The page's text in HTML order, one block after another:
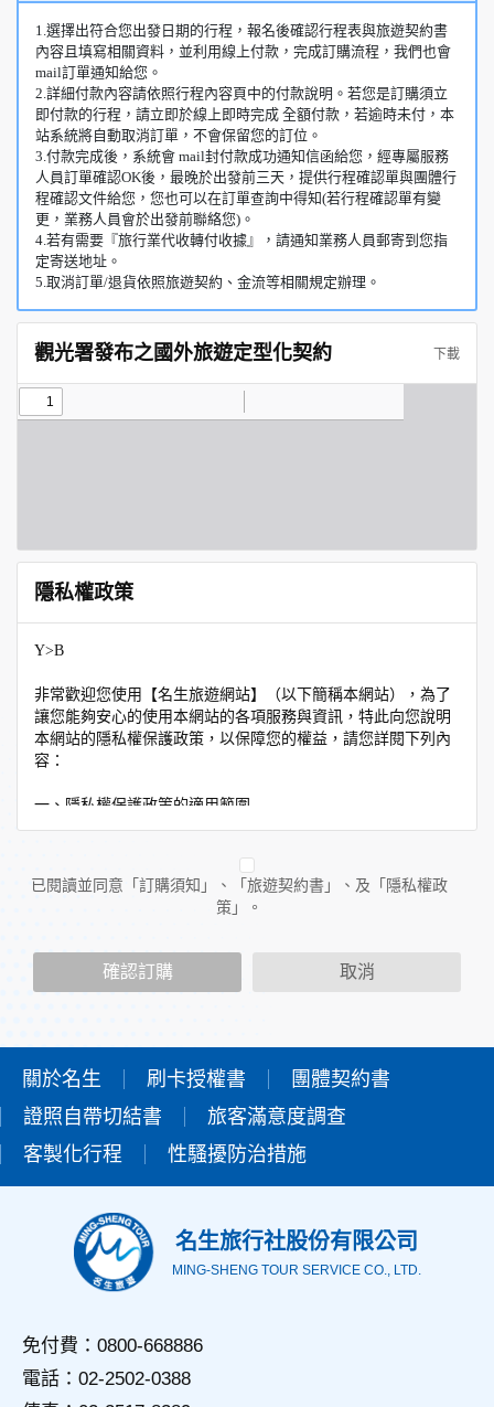
1.選擇出符合您出發日期的行程，報名後確認行程表與旅遊契約書
內容且填寫相關資料，並利用線上付款，完成訂購流程，我們也會
mail訂單通知給您。
2.詳細付款內容請依照行程內容頁中的付款說明。若您是訂購須立
即付款的行程，請立即於線上即時完成 全額付款，若逾時未付，本
站系統將自動取消訂單，不會保留您的訂位。
3.付款完成後，系統會 mail封付款成功通知信函給您，經專屬服務
人員訂單確認OK後，最晚於出發前三天，提供行程確認單與團體行
程確認文件給您，您也可以在訂單查詢中得知(若行程確認單有變
更，業務人員會於出發前聯絡您)。
4.若有需要『旅行業代收轉付收據』，請通知業務人員郵寄到您指
定寄送地址。
5.取消訂單/退貨依照旅遊契約、金流等相關規定辦理。
觀光署發布之國外旅遊定型化契約 下載
隱私權政策
Y>B
非常歡迎您使用【名生旅遊網站】（以下簡稱本網站），為了
讓您能夠安心的使用本網站的各項服務與資訊，特此向您說明
本網站的隱私權保護政策，以保障您的權益，請您詳閱下列內
容：
一、隱私權保護政策的適用範圍
隱私權保護政策內容，包括本網站如何處理在您使用網站服務
外的相關連結網站，也不適用於非本網站所委託或參與管理的
人員。
當您造訪本網站或使用本網站所提供之功能服務時，我們將視
該服務功能性質，請您提供必要的個人資料，並在該特定目的
本網站在您使用服務信箱、問卷調查等互動性功能時，會保留
您所提供的姓名、電子郵件地址、聯絡方式及使用時間等。
於一般瀏覽時，伺服器會自行記錄相關行徑，包括您使用連線
設備的IP位址、使用時間、使用的瀏覽器、瀏覽及點選資料記
用，決不對外公佈。
外，我們會視需要公佈統計數據及說明文字，但不涉及特定個
人之資料。
三、資料之保護
備及必要的安全防護措施，加以保護網站及您的個人資料採用
嚴格的保護措施，只由經過授權的人員才能接觸您的個人資
料，相關處理人員皆簽有保密合約，如有違反保密義務者，將
會受到相關的法律處分。
已閱讀並同意「訂購須知」、「旅遊契約書」、及「隱私權政
策」。
確認訂購 取消
關於名生 刷卡授權書
團體契約書
證照自帶切結書
旅客滿意度調查
客製化行程
性騷擾防治措施
名生旅行社股份有限公司
MING-SHENG TOUR SERVICE CO., LTD.
免付費：0800-668886
電話：02-2502-0388